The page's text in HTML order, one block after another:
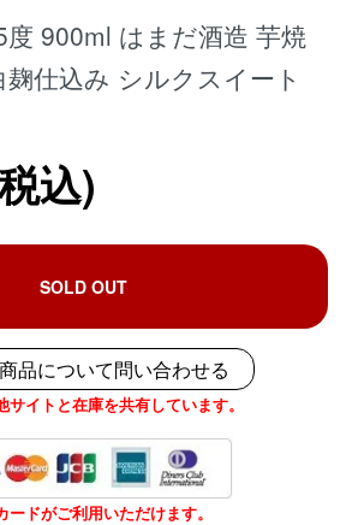
900ml はまだ酒造 芋焼
仕込み シルクスイート
込)
SOLD OUT
品について問い合わせる
サイトと在庫を共有しています。
ードがご利用いただけます。